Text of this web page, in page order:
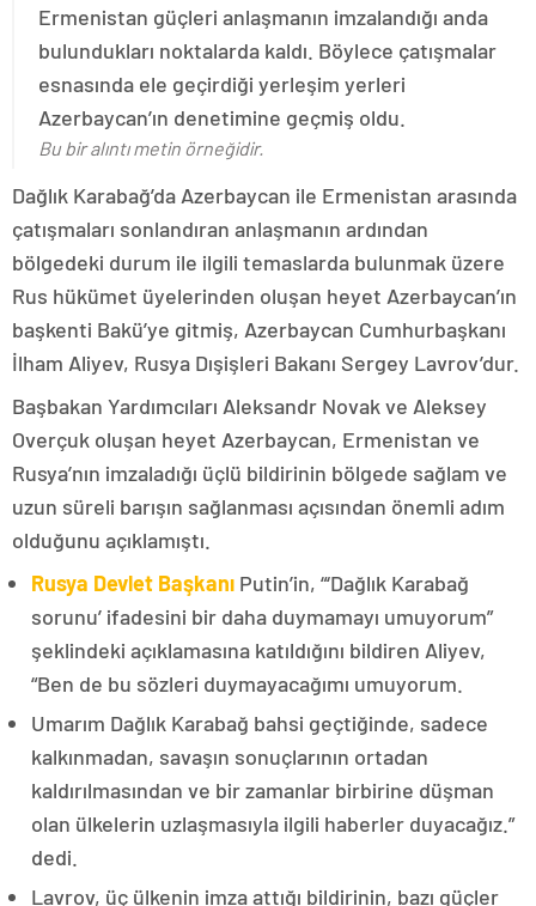
Ermenistan güçleri anlaşmanın imzalandığı anda
bulundukları noktalarda kaldı. Böylece çatışmalar
esnasında ele geçirdiği yerleşim yerleri
Azerbaycan’ın denetimine geçmiş oldu.
Bu bir alıntı metin örneğidir.
Dağlık Karabağ’da Azerbaycan ile Ermenistan arasında
çatışmaları sonlandıran anlaşmanın ardından
bölgedeki durum ile ilgili temaslarda bulunmak üzere
Rus hükümet üyelerinden oluşan heyet Azerbaycan’ın
başkenti Bakü’ye gitmiş, Azerbaycan Cumhurbaşkanı
İlham Aliyev, Rusya Dışişleri Bakanı Sergey Lavrov’dur.
Başbakan Yardımcıları Aleksandr Novak ve Aleksey
Overçuk oluşan heyet Azerbaycan, Ermenistan ve
Rusya’nın imzaladığı üçlü bildirinin bölgede sağlam ve
uzun süreli barışın sağlanması açısından önemli adım
olduğunu açıklamıştı.
Rusya Devlet Başkanı Putin’in, “‘Dağlık Karabağ
sorunu’ ifadesini bir daha duymamayı umuyorum”
şeklindeki açıklamasına katıldığını bildiren Aliyev,
“Ben de bu sözleri duymayacağımı umuyorum.
Umarım Dağlık Karabağ bahsi geçtiğinde, sadece
kalkınmadan, savaşın sonuçlarının ortadan
kaldırılmasından ve bir zamanlar birbirine düşman
olan ülkelerin uzlaşmasıyla ilgili haberler duyacağız.”
dedi.
Lavrov, üç ülkenin imza attığı bildirinin, bazı güçler